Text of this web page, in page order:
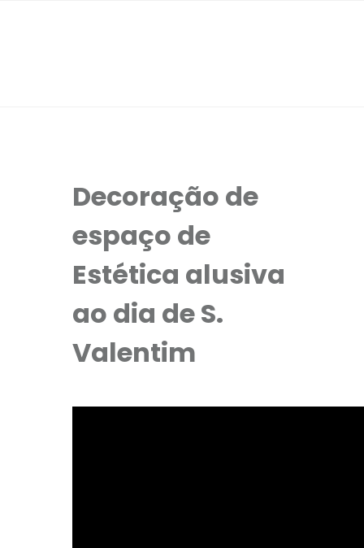
Decoração de
espaço de
Estética alusiva
ao dia de S.
Valentim